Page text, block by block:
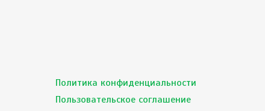
Политика конфиденциальности
Пользовательское соглашение